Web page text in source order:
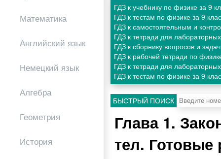
Математика
Английский язык
Немецкий язык
Алгебра
Геометрия
История
ГДЗ к учебнику по физике за 9
ГДЗ к тестам по физике за 9
ГДЗ к самостоятельным и
ГДЗ к тетради для
ГДЗ к сборнику вопросов и
ГДЗ к рабочей тетради по
ГДЗ к тетради для
ГДЗ к тестам по физике за 9
БЫСТРЫЙ ПОИСК
Глава 1.
тел. Готовые